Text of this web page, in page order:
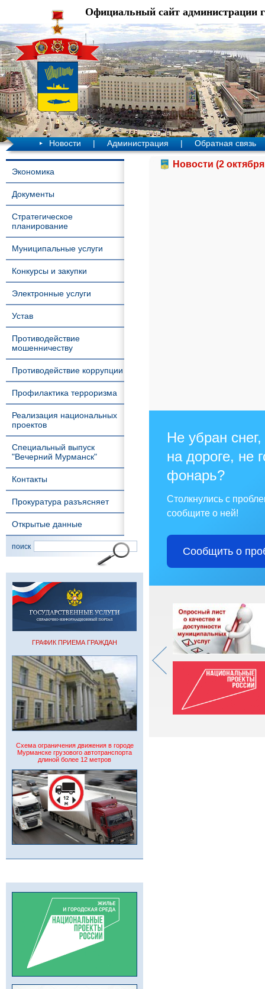
Официальный сайт администрации
Новости | Администрация | Обратная связь
Экономика
Документы
Стратегическое
планирование
Муниципальные услуги
Конкурсы и закупки
Электронные услуги
Устав
Противодействие
мошенничеству
Противодействие коррупции
Профилактика терроризма
Реализация национальных
проектов
Специальный выпуск
"Вечерний Мурманск"
Контакты
Прокуратура разъясняет
Открытые данные
поиск
ГРАФИК ПРИЕМА ГРАЖДАН
Схема ограничения движения в городе
Мурманске грузового автотранспорта
длиной более 12 метров
Новости (2
Не убран
на дороге, не
фонарь?
Столкнулись с
сообщите о ней!
Сообщить о